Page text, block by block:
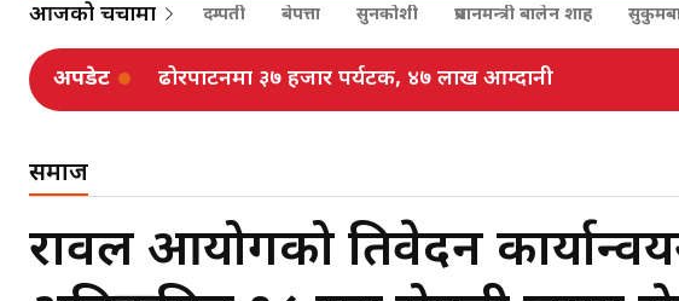
आजको चर्चामा दम्पती बेपत्ता सुनकोशी प्रधानमन्त्री बालेन शाह
अपडेट महाधिवेशन प्रक्रिया अगाडि बढ्छ, रोकिँदैनः गगन थापा
समाज
रावल आयोगको प्रतिवेदन